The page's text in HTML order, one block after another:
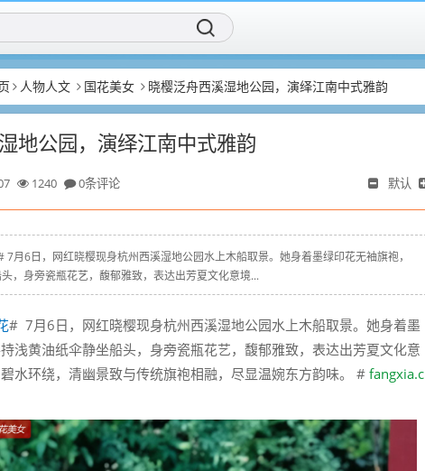
人物人文 国花美女 晓樱泛舟西溪湿地公园，演绎江南中式雅韵
地公园，演绎江南中式雅韵
1240 0条评论 默认
月6日，网红晓樱现身杭州西溪湿地公园水上木船取景。她身着墨绿印花无袖旗袍，
，身旁瓷瓶花艺，馥郁雅致，表达出芳夏文化意境...
# 7月6日，网红晓樱现身杭州西溪湿地公园水上木船取景。她身着墨
浅黄油纸伞静坐船头，身旁瓷瓶花艺，馥郁雅致，表达出芳夏文化意
水环绕，清幽景致与传统旗袍相融，尽显温婉东方韵味。 # fangxia.c